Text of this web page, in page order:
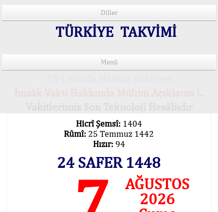
Diller
TÜRKİYE TAKVİMİ
Menü
Hicrî Şemsî: 1404
Rûmî: 25 Temmuz 1442
Hızır: 94
24 SAFER 1448
AĞUSTOS
2026